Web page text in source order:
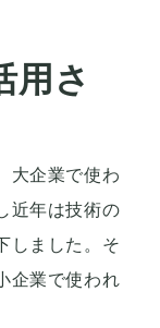
用さ
大企業で使わ
近年は技術の
しました。そ
企業で使われ